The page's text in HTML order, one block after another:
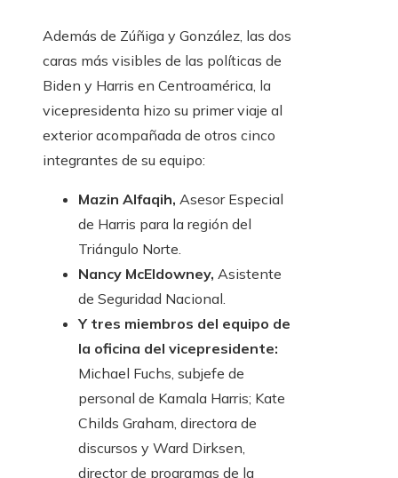
Además de Zúñiga y González, las dos
caras más visibles de las políticas de
Biden y Harris en Centroamérica, la
vicepresidenta hizo su primer viaje al
exterior acompañada de otros cinco
integrantes de su equipo:
Mazin Alfaqih, Asesor Especial
de Harris para la región del
Triángulo Norte.
Nancy McEldowney, Asistente
de Seguridad Nacional.
Y tres miembros del equipo de
la oficina del vicepresidente:
Michael Fuchs, subjefe de
personal de Kamala Harris; Kate
Childs Graham, directora de
discursos y Ward Dirksen,
director de programas de la